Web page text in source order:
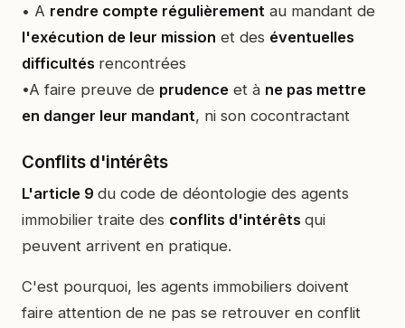
• A rendre compte régulièrement au mandant de
l'exécution de leur mission et des éventuelles
difficultés rencontrées
•A faire preuve de prudence et à ne pas mettre
en danger leur mandant, ni son cocontractant
Conflits d'intérêts
L'article 9 du code de déontologie des agents
immobilier traite des conflits d'intérêts qui
peuvent arrivent en pratique.
C'est pourquoi, les agents immobiliers doivent
faire attention de ne pas se retrouver en conflit